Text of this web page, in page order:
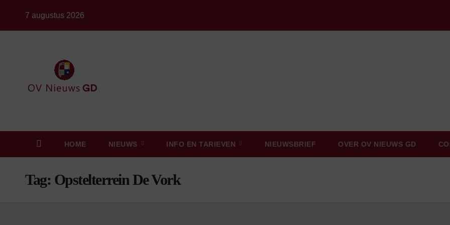
7 augustus 2026
HOME NIEUWS INFO EN TARIEVEN NIEUWSBRIEF OVER OV NIEUWS GD
Tag: Opstelterrein De Vork